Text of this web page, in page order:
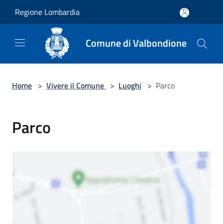
Regione Lombardia
Comune di Valbondione
Home > Vivere il Comune > Luoghi > Parco
Parco